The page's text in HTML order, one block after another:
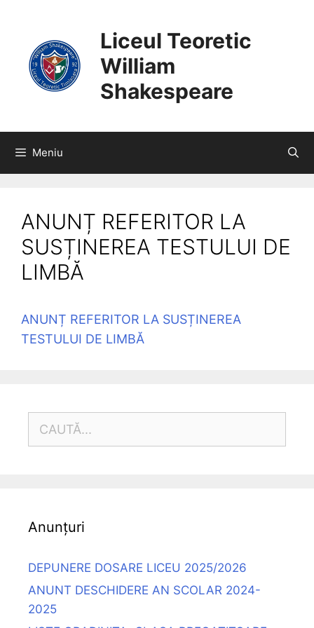
CONȚINUT
Liceul Teoretic
William
Shakespeare
Meniu
ANUNȚ REFERITOR LA
SUSȚINEREA TESTULUI DE
LIMBĂ
ANUNȚ REFERITOR LA SUSȚINEREA
TESTULUI DE LIMBĂ
Anunțuri
DEPUNERE DOSARE LICEU 2025/2026
ANUNT DESCHIDERE AN SCOLAR 2024-
2025